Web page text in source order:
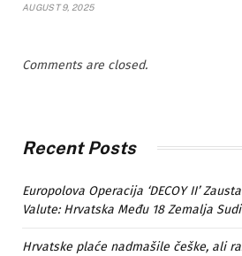
AUGUST 9, 2025
Comments are closed.
Recent Posts
Europolova Operacija ‘DECOY II’
Valute: Hrvatska Među 18 Zemalja
Hrvatske plaće nadmašile češke, ali